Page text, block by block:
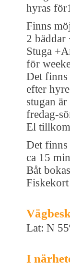
hyras
Finns
2 bäddar
Stuga
för
Det
efter
stugan
fredag-
El
Det finns
ca 15
Båt
Fiskekort
Lat: N
I